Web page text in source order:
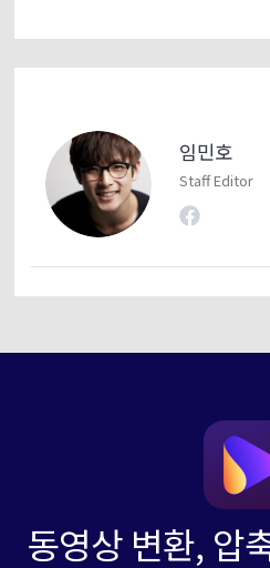
임민호
Staff Editor
동영상 변환, 압